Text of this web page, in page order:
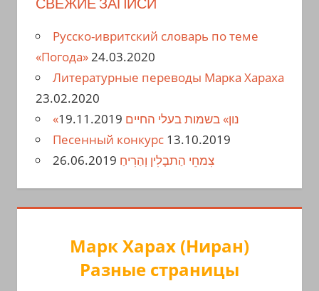
Русско-ивритский словарь по теме
«Погода»24.03.2020
Литературные переводы Марка Хараха
23.02.2020
«נון» בשמות בעלי החיים 19.11.2019
Песенный конкурс 13.10.2019
צִמחֵי הַתבָלִין וְהַרִיחַ 26.06.2019
Марк Харах (Ниран)
Разные страницы